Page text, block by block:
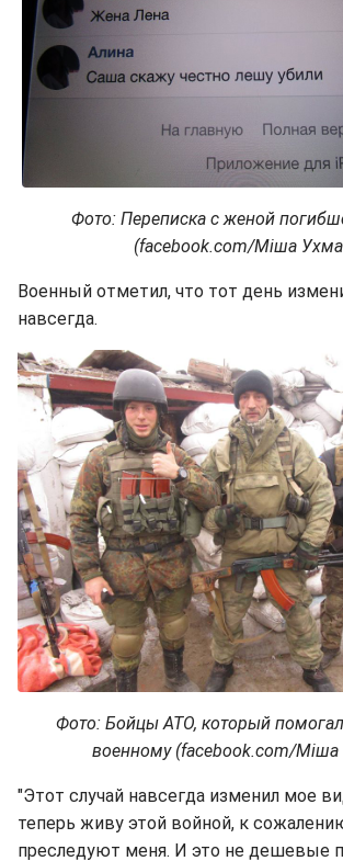
Фото: Переписка с женой
(facebook.com/Міша
Военный отметил, что тот день
навсегда.
Фото: Бойцы АТО, который
военному (facebook.com/
"Этот случай навсегда изменил мое
теперь живу этой войной, к
преследуют меня. И это не дешевые